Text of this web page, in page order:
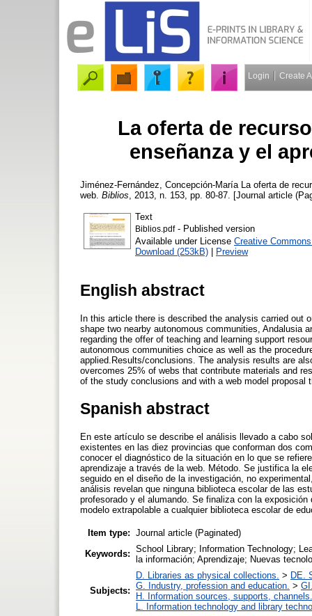
Login Create
La oferta de
enseñanza y el
Jiménez-Fernández, Concepción-María La oferta de
web. Biblios , 2013, n. 153, pp. 80-87. [Journal article
Text
Biblios.pdf- Published version
Available under License Creative
Download (253kB) | Preview
English abstract
In this article there is described the analysis carried out
shape two nearby autonomous communities, Andalusia
regarding the offer of teaching and learning support
autonomous communities choice as well as the
applied.Results/conclusions. The analysis results are
overcomes 25% of webs that contribute materials and
of the study conclusions and with a web model
Spanish abstract
En este artículo se describe el análisis llevado a cabo
existentes en las diez provincias que conforman dos
conocer el diagnóstico de la situación en lo que se
aprendizaje a través de la web. Método. Se justifica la
seguido en el diseño de la investigación, no
análisis revelan que ninguna biblioteca escolar de las
profesorado y el alumando. Se finaliza con la
modelo extrapolable a cualquier biblioteca escolar de
Item type: Journal article (Paginated)
Keywords: School Library; Information Technology;
la información; Aprendizaje; Nuevas
Subjects:
D. Libraries as physical collections. > DE.
G. Industry, profession and education. >
H. Information sources, supports, channels.
L. Information technology and library